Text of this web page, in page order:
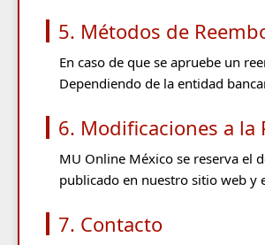
5. Métodos de
En caso de que se apruebe un
Dependiendo de la entidad
6. Modificaciones a la
MU Online México se reserva el
publicado en nuestro sitio web
7. Contacto